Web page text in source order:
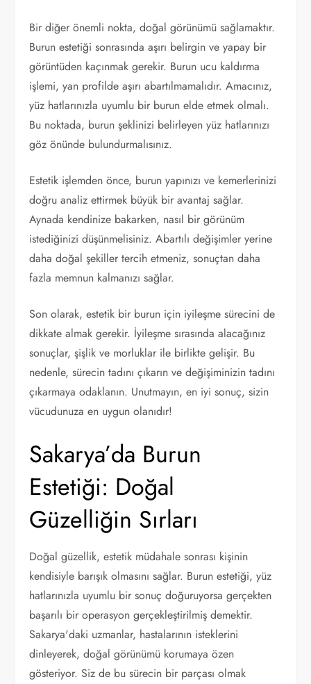
Bir diğer önemli nokta, doğal görünümü sağlamaktır.
Burun estetiği sonrasında aşırı belirgin ve yapay bir
görüntüden kaçınmak gerekir. Burun ucu kaldırma
işlemi, yan profilde aşırı abartılmamalıdır. Amacınız,
yüz hatlarınızla uyumlu bir burun elde etmek olmalı.
Bu noktada, burun şeklinizi belirleyen yüz hatlarınızı
göz önünde bulundurmalısınız.
Estetik işlemden önce, burun yapınızı ve kemerlerinizi
doğru analiz ettirmek büyük bir avantaj sağlar.
Aynada kendinize bakarken, nasıl bir görünüm
istediğinizi düşünmelisiniz. Abartılı değişimler yerine
daha doğal şekiller tercih etmeniz, sonuçtan daha
fazla memnun kalmanızı sağlar.
Son olarak, estetik bir burun için iyileşme sürecini de
dikkate almak gerekir. İyileşme sırasında alacağınız
sonuçlar, şişlik ve morluklar ile birlikte gelişir. Bu
nedenle, sürecin tadını çıkarın ve değişiminizin tadını
çıkarmaya odaklanın. Unutmayın, en iyi sonuç, sizin
vücudunuza en uygun olanıdır!
Sakarya’da Burun
Estetiği: Doğal
Güzelliğin Sırları
Doğal güzellik, estetik müdahale sonrası kişinin
kendisiyle barışık olmasını sağlar. Burun estetiği, yüz
hatlarınızla uyumlu bir sonuç doğuruyorsa gerçekten
başarılı bir operasyon gerçekleştirilmiş demektir.
Sakarya'daki uzmanlar, hastalarının isteklerini
dinleyerek, doğal görünümü korumaya özen
gösteriyor. Siz de bu sürecin bir parçası olmak